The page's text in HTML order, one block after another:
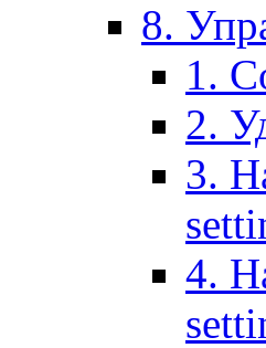
8.
1.
2.
3.
4.